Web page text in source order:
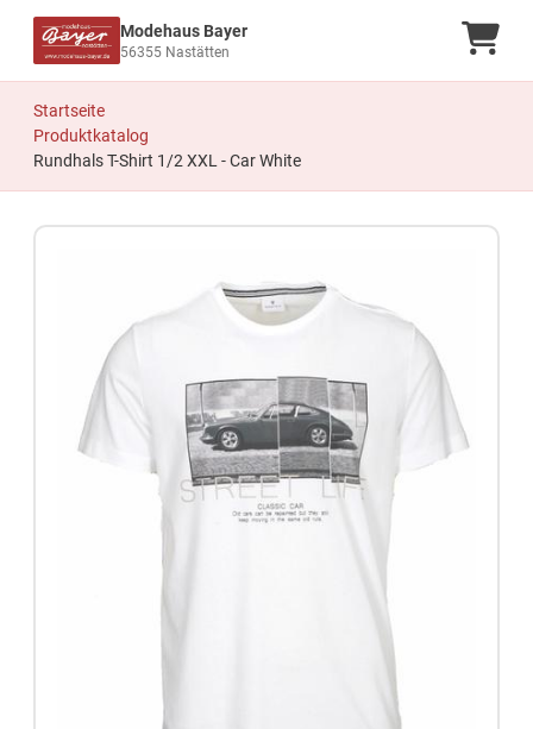
Modehaus Bayer
56355 Nastätten
Startseite
Produktkatalog
Rundhals T-Shirt 1/2 XXL - Car White